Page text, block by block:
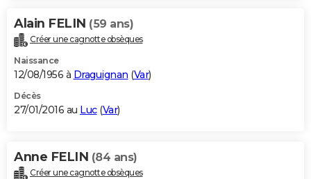
Alain FELIN (59 ans)
Créer une cagnotte obsèques
Naissance
12/08/1956 à Draguignan (Var)
Décès
27/01/2016 au Luc(Var)
Anne FELIN (84 ans)
Créer une cagnotte obsèques